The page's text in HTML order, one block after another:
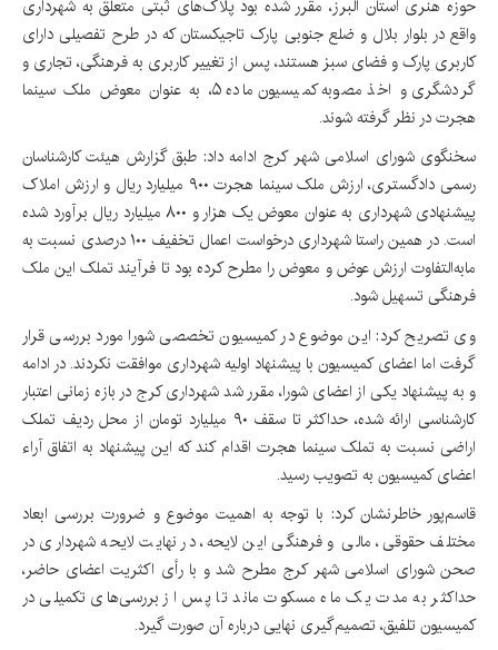
حوزه هنری استان البرز، مقرر شده بود پلاک‌های ثبتی متعلق به شهرداری
واقع در بلوار بلال و ضلع جنوبی پارک تاجیکستان که در طرح تفصیلی دارای
کاربری پارک و فضای سبز هستند، پس از تغییر کاربری به فرهنگی، تجاری و
گردشگری و اخذ مصوبه کمیسیون ماده ۵، به عنوان معوض ملک سینما
هجرت در نظر گرفته شوند.
سخنگوی شورای اسلامی شهر کرج ادامه داد: طبق گزارش هیئت کارشناسان
رسمی دادگستری، ارزش ملک سینما هجرت ۹۰۰ میلیارد ریال و ارزش املاک
پیشنهادی شهرداری به عنوان معوض یک هزار و ۸۰۰ میلیارد ریال برآورد شده
است. در همین راستا شهرداری درخواست اعمال تخفیف ۱۰۰ درصدی نسبت به
مابه‌التفاوت ارزش عوض و معوض را مطرح کرده بود تا فرآیند تملک این ملک
فرهنگی تسهیل شود.
وی تصریح کرد: این موضوع در کمیسیون تخصصی شورا مورد بررسی قرار
گرفت اما اعضای کمیسیون با پیشنهاد اولیه شهرداری موافقت نکردند. در ادامه
و به پیشنهاد یکی از اعضای شورا، مقرر شد شهرداری کرج در بازه زمانی اعتبار
کارشناسی ارائه شده، حداکثر تا سقف ۹۰ میلیارد تومان از محل ردیف تملک
اراضی نسبت به تملک سینما هجرت اقدام کند که این پیشنهاد به اتفاق آراء
اعضای کمیسیون به تصویب رسید.
قاسم‌پور خاطرنشان کرد: با توجه به اهمیت موضوع و ضرورت بررسی ابعاد
مختلف حقوقی، مالی و فرهنگی این لایحه، در نهایت لایحه شهرداری در
صحن شورای اسلامی شهر کرج مطرح شد و با رأی اکثریت اعضای حاضر،
حداکثر به مدت یک ماه مسکوت ماند تا پس از بررسی‌های تکمیلی در
کمیسیون تلفیق، تصمیم‌گیری نهایی درباره آن صورت گیرد.